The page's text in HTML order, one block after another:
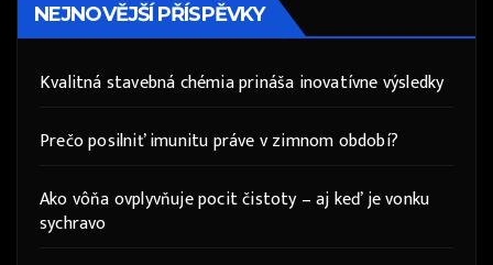
NEJNOVĚJŠÍ PŘÍSPĚVKY
Kvalitná stavebná chémia prináša inovatívne výsledky
Prečo posilniť imunitu práve v zimnom období?
Ako vôňa ovplyvňuje pocit čistoty – aj keď je vonku
sychravo